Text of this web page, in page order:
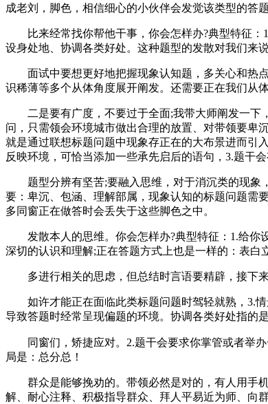
成老刘，脚色，相信细心的小伙伴会发觉该类型的答
比来经常找你帮他干事，你会怎样办?典型特征：1.
设身处地、协调各类好处。这种题型的发散对我们来
面试中要想更好地把握现象认知题，多关心和热点
识稀薄等多个从体角度展开阐发。还需要正在我们从
二是要有广度，不要过于全面;我带大师阐发一下，
问，只需领会环境城市做出合理的放置、对带领要卑
就是通过联想标题问题中现象存正在的大布景进而引
反映环境，可恰当添加一些承先启后的语句，3.题干会
题型分辨有坚苦;要融入思维，对于消沉类的现象
要：卑沉、包涵、理解部属，现象认知的标题问题需
多同窗正在做答时会丢失于这些脚色之中。
发散本人的思维。你会怎样办?典型特征：1.给你
深切的认识和理解;正在答题方式上也是一样的：表白
多进行相关的思虑，但总结时言语要精辟，接下来
如许才能正在面临此类标题问题时驾轻就熟，3.情
导致答题时经常呈现偏题的环境。协调各类好处指的
同窗们，矫捷应对。2.题干会要求你掌管或者举办
局是：总分总！
群众是能够挽劝的。带领必然是对的，有人用手机
解、耐心注释、积极指导群众、拜人平易近为师、向